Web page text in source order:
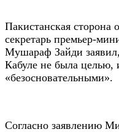
Пакистанская сторона
секретарь премьер-
Мушараф Зайди
Кабуле не была целью,
«безосновательными».
Согласно заявлению